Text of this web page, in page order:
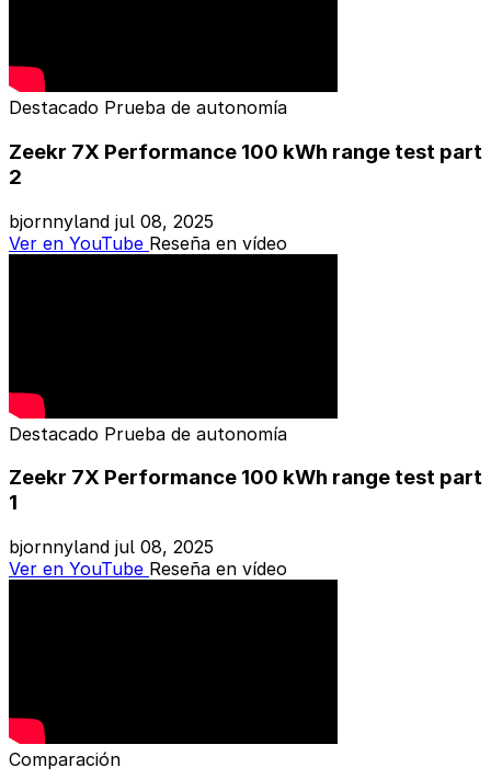
Destacado Prueba de autonomía
Zeekr 7X Performance 100 kWh range test part
2
bjornnyland jul 08, 2025
Ver en YouTube Reseña en vídeo
Destacado Prueba de autonomía
Zeekr 7X Performance 100 kWh range test part
1
bjornnyland jul 08, 2025
Ver en YouTube Reseña en vídeo
Comparación